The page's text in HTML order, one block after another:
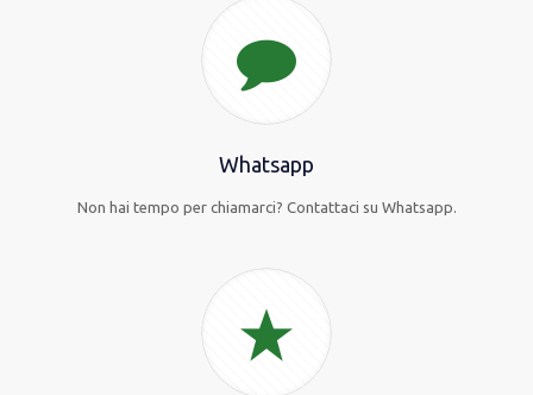
Whatsapp
Non hai tempo per chiamarci? Contattaci su Whatsapp.